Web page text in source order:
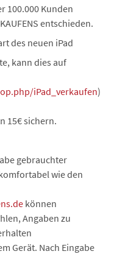
100.000 Kunden
entschieden.
des neuen iPad
kann dies auf
iPad_verkaufen)
15€ sichern.
gebrauchter
wie den
können
Angaben zu
Gerät. Nach Eingabe